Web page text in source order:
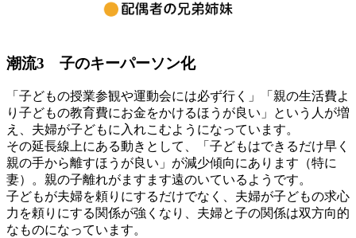
潮流3 子のキーパーソン化
「子どもの授業参観や運動会には必ず行く」「親の生活費よ
り子どもの教育費にお金をかけるほうが良い」という人が増
え、夫婦が子どもに入れこむようになっています。
その延長線上にある動きとして、「子どもはできるだけ早く
親の手から離すほうが良い」が減少傾向にあります（特に
妻）。親の子離れがますます遠のいているようです。
子どもが夫婦を頼りにするだけでなく、夫婦が子どもの求心
力を頼りにする関係が強くなり、夫婦と子の関係は双方向的
なものになっています。